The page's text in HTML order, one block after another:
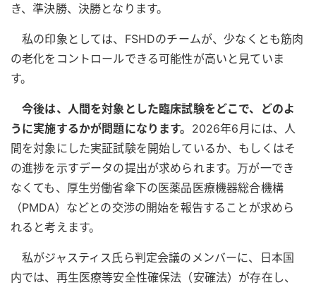
き、準決勝、決勝となります。
私の印象としては、FSHDのチームが、少なくとも筋肉
の老化をコントロールできる可能性が高いと見ていま
す。
今後は、人間を対象とした臨床試験をどこで、どのよ
うに実施するかが問題になります。 2026年6月には、人
間を対象にした実証試験を開始しているか、もしくはそ
の進捗を示すデータの提出が求められます。万が一でき
なくても、厚生労働省傘下の医薬品医療機器総合機構
（PMDA）などとの交渉の開始を報告することが求めら
れると考えます。
私がジャスティス氏ら判定会議のメンバーに、日本国
内では、再生医療等安全性確保法（安確法）が存在し、